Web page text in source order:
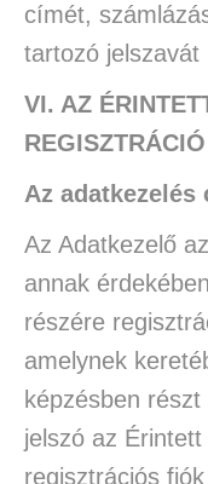
címét,
tartozó jelszavát
VI. AZ
Az adatkezelés
Az Adatkezelő
annak
részére
amelynek
képzésben
jelszó az
regisztrációs